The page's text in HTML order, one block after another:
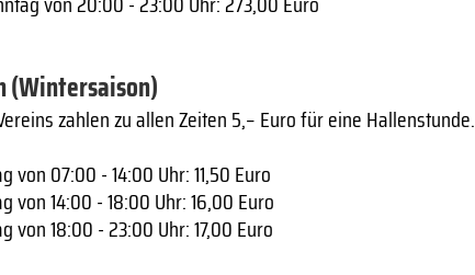
(Wintersaison)
zahlen zu allen Zeiten 5,– Euro für eine Hallenstunde.
von 07:00 - 14:00 Uhr: 11,50 Euro
von 14:00 - 18:00 Uhr: 16,00 Euro
von 18:00 - 23:00 Uhr: 17,00 Euro